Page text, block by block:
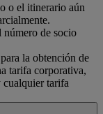
o el itinerario aún
número de socio
la obtención de
tarifa corporativa,
cualquier tarifa